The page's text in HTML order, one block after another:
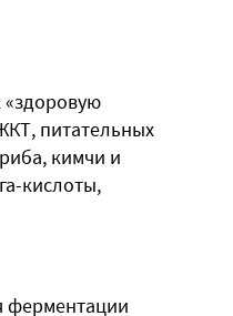
питательных
кимчи и
кислоты,
ферментации